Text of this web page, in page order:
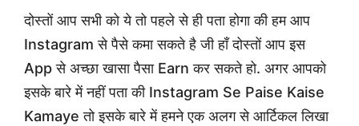
दोस्तों आप सभी को ये तो पहले से ही पता होगा की हम आप
Instagram से पैसे कमा सकते है जी हाँ दोस्तों आप इस
App से अच्छा खासा पैसा Earn कर सकते हो. अगर आपको
इसके बारे में नहीं पता की Instagram Se Paise Kaise
Kamaye तो इसके बारे में हमने एक अलग से आर्टिकल लिखा